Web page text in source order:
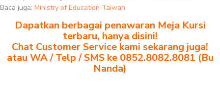
Baca juga: Ministry of Education Taiwan
Dapatkan berbagai penawaran Meja Kursi
terbaru, hanya disini!
Chat Customer Service kami sekarang juga!
atau WA / Telp / SMS ke 0852.8082.8081 (Bu
Nanda)